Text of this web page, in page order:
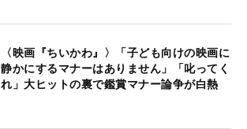
〈映画『ちいかわ』〉「子ども向けの映画に
静かにするマナーはありません」「叱ってく
れ」大ヒットの裏で鑑賞マナー論争が白熱